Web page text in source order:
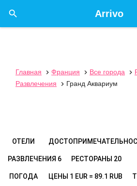
Arrivo

Главная  Франция  Все города 
Развлечения
 Гранд Аквариум
ОТЕЛИ
РАЗВЛЕЧЕНИЯ 6 РЕСТОРАНЫ 20
ПОГОДА ЦЕНЫ 1 EUR = 89.1 RUB